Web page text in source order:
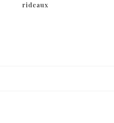
rideaux